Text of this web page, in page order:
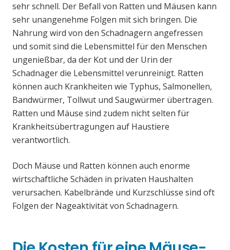
sehr schnell. Der Befall von Ratten und Mäusen kann
sehr unangenehme Folgen mit sich bringen. Die
Nahrung wird von den Schadnagern angefressen
und somit sind die Lebensmittel für den Menschen
ungenießbar, da der Kot und der Urin der
Schadnager die Lebensmittel verunreinigt. Ratten
können auch Krankheiten wie Typhus, Salmonellen,
Bandwürmer, Tollwut und Saugwürmer übertragen.
Ratten und Mäuse sind zudem nicht selten für
Krankheitsübertragungen auf Haustiere
verantwortlich.
Doch Mäuse und Ratten können auch enorme
wirtschaftliche Schäden in privaten Haushalten
verursachen. Kabelbrände und Kurzschlüsse sind oft
Folgen der Nageaktivität von Schadnagern.